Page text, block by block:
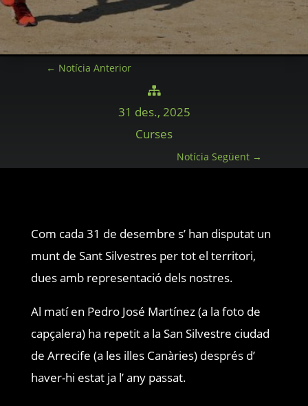
← Notícia Anterior

31 des., 2025
Curses
Notícia Següent→
Com cada 31 de desembre s’ han disputat un
munt de Sant Silvestres per tot el territori,
dues amb representació dels nostres.
Al matí en Pedro José Martínez (a la foto de
capçalera) ha repetit a la San Silvestre ciudad
de Arrecife (a les illes Canàries) després d’
haver-hi estat ja l’ any passat.